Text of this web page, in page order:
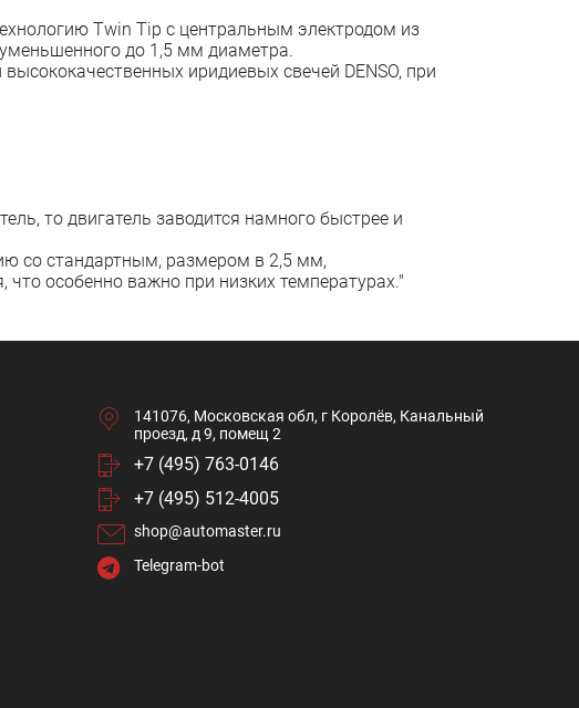
Тwin Tip с центральным электродом из
до 1,5 мм диаметра.
иридиевых свечей DENSO, при
то двигатель заводится намного быстрее и
со стандартным, размером в 2,5 мм,
особенно важно при низких температурах."
141076, Московская обл, г Королёв, Канальный
проезд, д 9, помещ 2
+7 (495) 763-0146
+7 (495) 512-4005
shop@automaster.ru
Telegram-bot